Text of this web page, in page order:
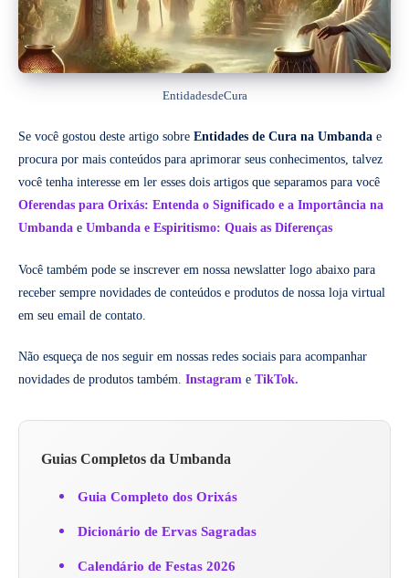
EntidadesdeCura
Se você gostou deste artigo sobre Entidades de Cura na Umbanda e
procura por mais conteúdos para aprimorar seus conhecimentos, talvez
você tenha interesse em ler esses dois artigos que separamos para você
Oferendas para Orixás: Entenda o Significado e a Importância na
Umbanda e Umbanda e Espiritismo: Quais as Diferenças
Você também pode se inscrever em nossa newslatter logo abaixo para
receber sempre novidades de conteúdos e produtos de nossa loja virtual
em seu email de contato.
Não esqueça de nos seguir em nossas redes sociais para acompanhar
novidades de produtos também. Instagram e TikTok.
Guias Completos da Umbanda
Guia Completo dos Orixás
Dicionário de Ervas Sagradas
Calendário de Festas 2026